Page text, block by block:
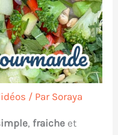
/ Par Soraya
, fraiche et